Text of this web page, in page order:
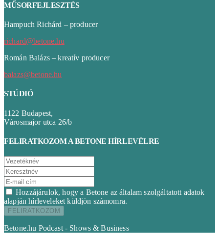
MŰSORFEJLESZTÉS
Hampuch Richárd – producer
richard@betone.hu
Román Balázs – kreatív producer
balazs@betone.hu
STÚDIÓ
1122 Budapest,
Városmajor utca 26/b
FELIRATKOZOM A BETONE HÍRLEVÉLRE
Hozzájárulok, hogy a Betone az általam szolgáltatott adatok
alapján hírleveleket küldjön számomra.
Betone.hu Podcast - Shows & Business